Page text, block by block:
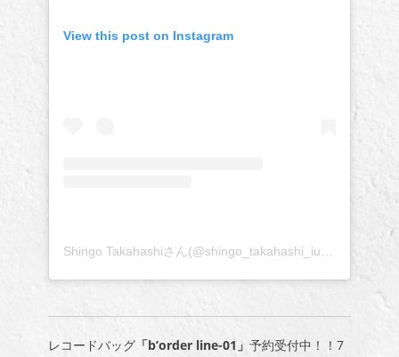
View this post on Instagram
レコードバッグ 「b’order line-01」 予約受付中！！7